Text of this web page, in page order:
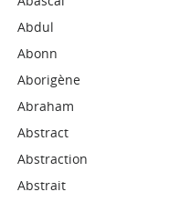
Abdul
Abonn
Aborigène
Abraham
Abstract
Abstraction
Abstrait